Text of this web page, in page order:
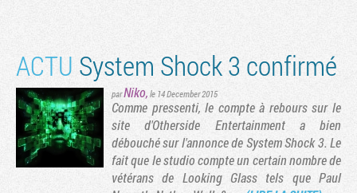
ACTU System Shock 3 confirmé
parNiko, le 14 December 2015
Comme pressenti, le compte à rebours sur le
site d'Otherside Entertainment a bien
débouché sur l'annonce de System Shock 3. Le
fait que le studio compte un certain nombre de
vétérans de Looking Glass tels que Paul